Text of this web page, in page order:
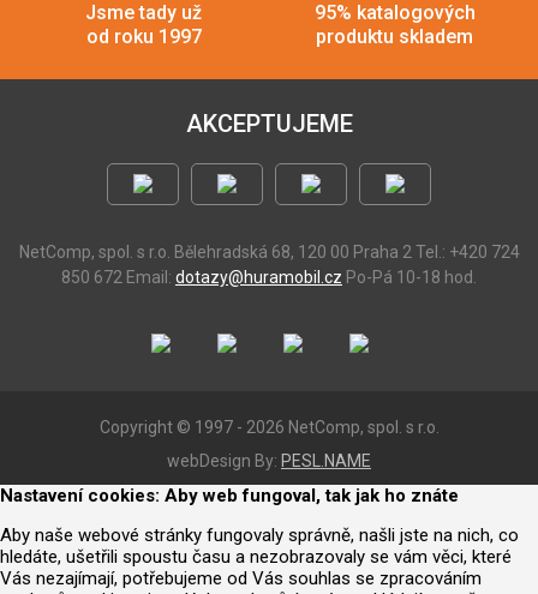
Jsme tady už
od roku 1997
95% katalogových
produktu skladem
AKCEPTUJEME
NetComp, spol. s r.o. Bělehradská 68, 120 00 Praha 2 Tel.: +420 724
850 672 Email: dotazy@huramobil.cz Po-Pá 10-18 hod.
Copyright © 1997 - 2026 NetComp, spol. s r.o.
webDesign By: PESL.NAME
Nastavení cookies: Aby web fungoval, tak jak ho znáte
Aby naše webové stránky fungovaly správně, našli jste na nich, co
hledáte, ušetřili spoustu času a nezobrazovaly se vám věci, které
Vás nezajímají, potřebujeme od Vás souhlas se zpracováním